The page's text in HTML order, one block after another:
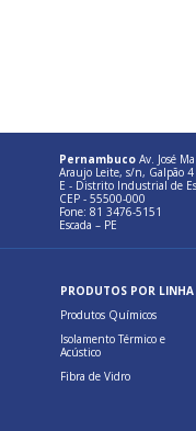
Pernambuco Av. José
Araujo Leite, s/n, Galpão 4
E - Distrito Industrial de
CEP - 55500-000
Fone: 81 3476-5151
Escada – PE
PRODUTOS POR LINHA
Produtos Químicos
Isolamento Térmico e
Acústico
Fibra de Vidro